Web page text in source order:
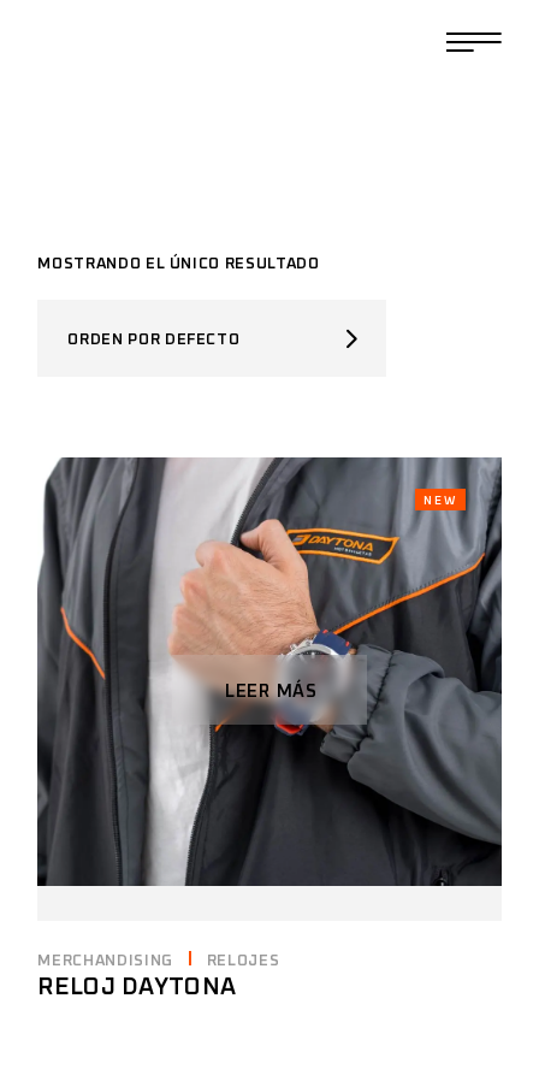
MOSTRANDO EL ÚNICO RESULTADO
ORDEN POR DEFECTO
NEW
LEER MÁS
MERCHANDISING RELOJES
RELOJ DAYTONA